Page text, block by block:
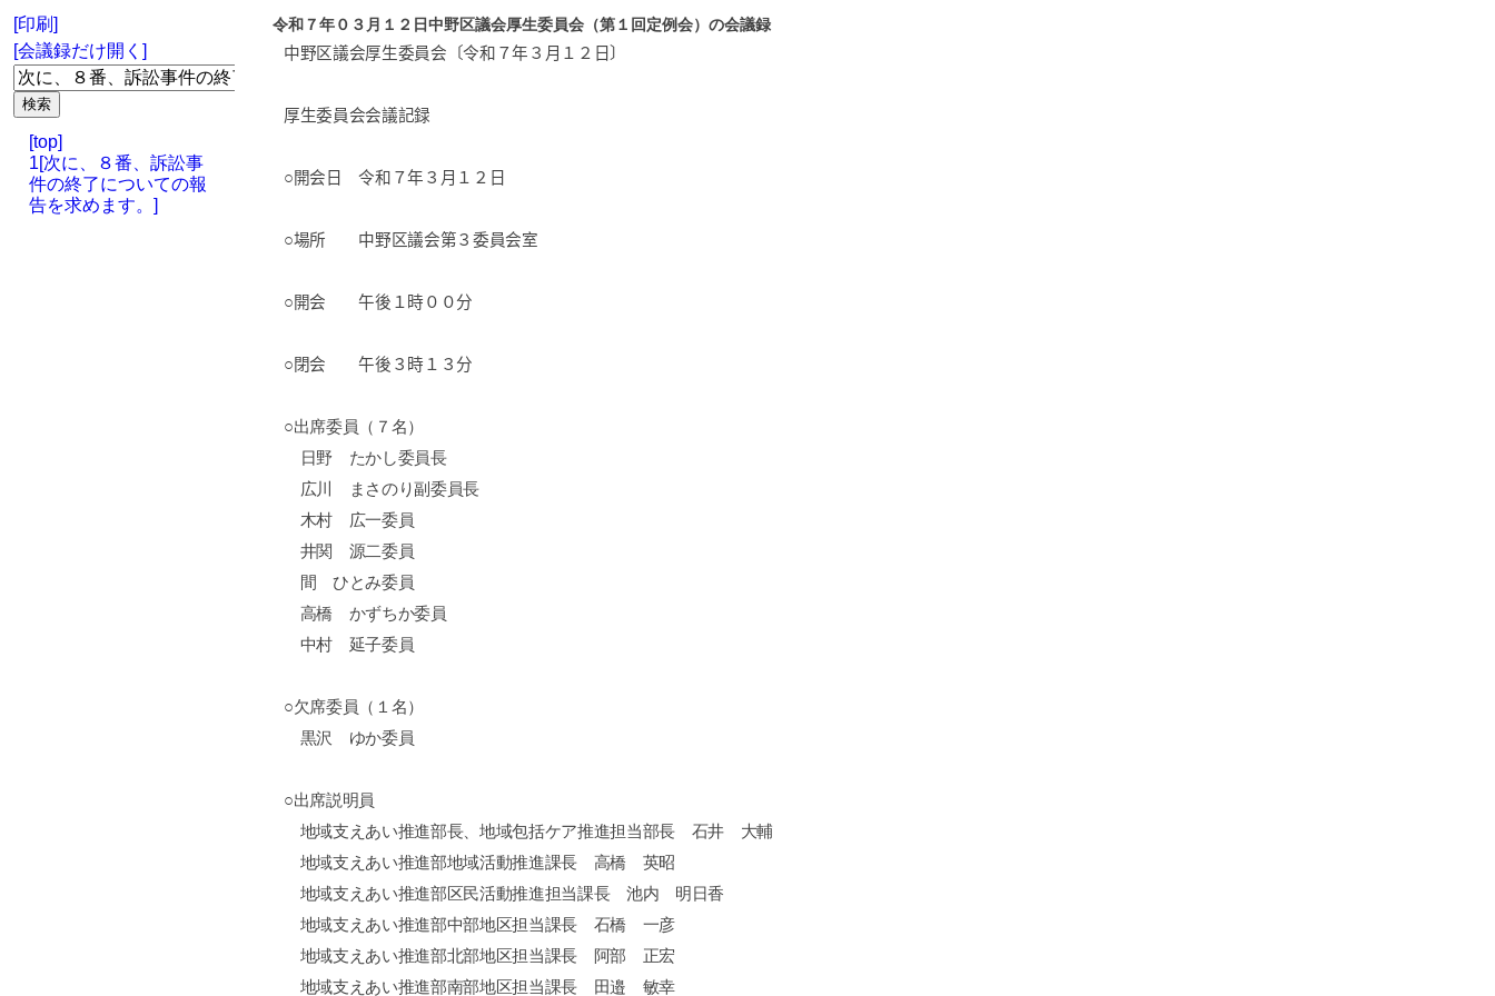
[印刷]
[会議録だけ開く]
[top]
1[次に、８番、訴訟事
件の終了についての報
告を求めます。]
令和７年０３月１２日中野区議会厚生委員会（第１回定例会）の会議録
中野区議会厚生委員会〔令和７年３月１２日〕
厚生委員会会議記録
○開会日 令和７年３月１２日
○場所 中野区議会第３委員会室
○開会 午後１時００分
○閉会 午後３時１３分
○出席委員（７名）
日野 たかし委員長
広川 まさのり副委員長
木村 広一委員
井関 源二委員
間 ひとみ委員
高橋 かずちか委員
中村 延子委員
○欠席委員（１名）
黒沢 ゆか委員
○出席説明員
地域支えあい推進部長、地域包括ケア推進担当部長 石井 大輔
地域支えあい推進部地域活動推進課長 高橋 英昭
地域支えあい推進部区民活動推進担当課長 池内 明日香
地域支えあい推進部中部地区担当課長 石橋 一彦
地域支えあい推進部北部地区担当課長 阿部 正宏
地域支えあい推進部南部地区担当課長 田邉 敏幸